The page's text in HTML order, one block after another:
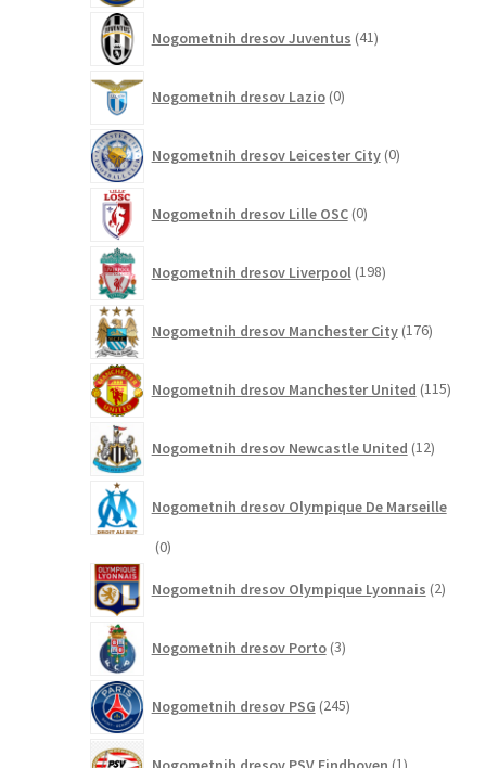
Nogometnih dresov Juventus 41izdelkov
Nogometnih dresov Lazio 0izdelkov
Nogometnih dresov Leicester City 0izdelkov
Nogometnih dresov Lille OSC 0izdelkov
Nogometnih dresov Liverpool 198izdelkov
Nogometnih dresov Manchester City 176izdelkov
Nogometnih dresov Manchester United 115
Nogometnih dresov Newcastle United 12izdelkov
Nogometnih dresov Olympique De Marseille
00
Nogometnih dresov Olympique Lyonnais 2izdelka
Nogometnih dresov Porto 3izdelki
Nogometnih dresov PSG 245izdelkov